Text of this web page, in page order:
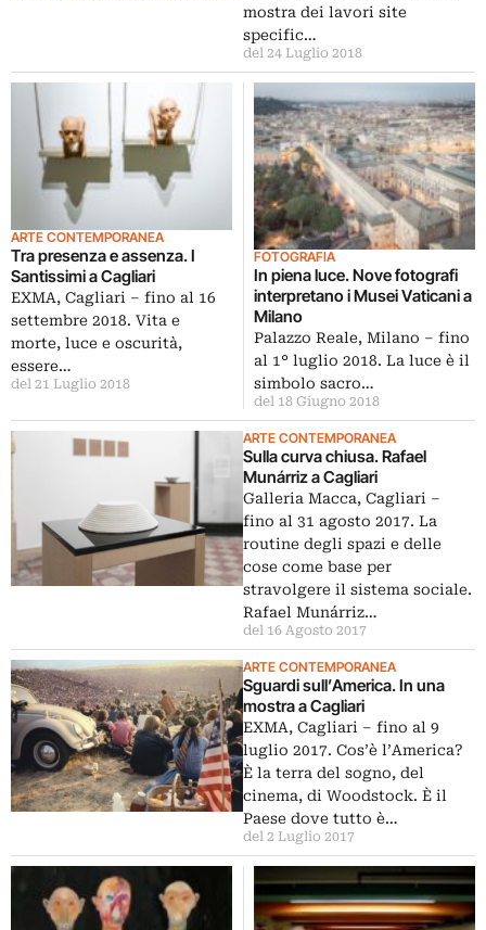
mostra dei lavori site
specific…
del 24 Luglio 2018
ARTE CONTEMPORANEA
Tra presenza e assenza. I
Santissimi a Cagliari
EXMA, Cagliari ‒ fino al 16
settembre 2018. Vita e
morte, luce e oscurità,
essere…
del 21 Luglio 2018
FOTOGRAFIA
In piena luce. Nove fotografi
interpretano i Musei Vaticani a
Milano
Palazzo Reale, Milano ‒ fino
al 1° luglio 2018. La luce è il
simbolo sacro…
del 18 Giugno 2018
ARTE CONTEMPORANEA
Sulla curva chiusa. Rafael
Munárriz a Cagliari
Galleria Macca, Cagliari –
fino al 31 agosto 2017. La
routine degli spazi e delle
cose come base per
stravolgere il sistema sociale.
Rafael Munárriz…
del 16 Agosto 2017
ARTE CONTEMPORANEA
Sguardi sull’America. In una
mostra a Cagliari
EXMA, Cagliari – fino al 9
luglio 2017. Cos’è l’America?
È la terra del sogno, del
cinema, di Woodstock. È il
Paese dove tutto è…
del 2 Luglio 2017